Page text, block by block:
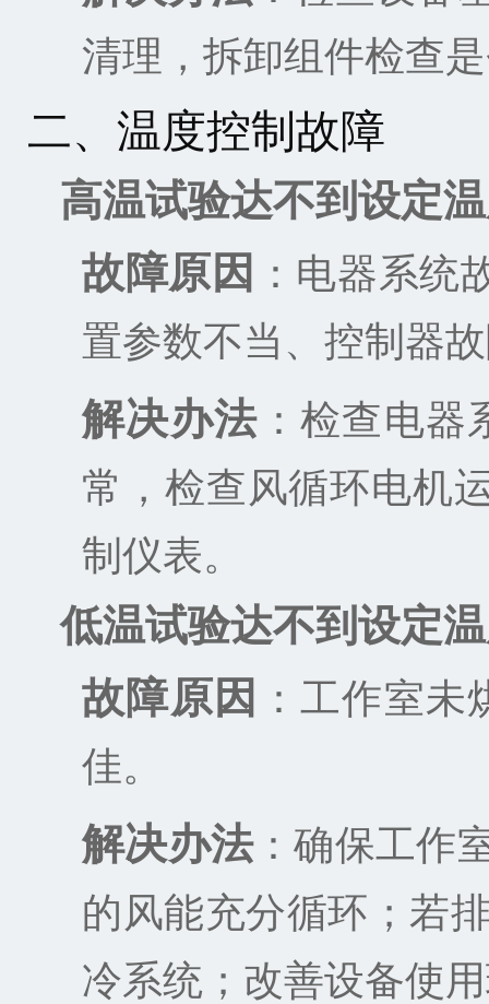
清理，拆卸组件检查
二、温度控制故障
高温试验达不到设定
故障原因 ：电器系统
置参数不当、控制器
解决办法 ：检查电
常，检查风循环电机
制仪表。
低温试验达不到设定
故障原因
：工作室
佳。
解决办法：确保工作
的风能充分循环；若
冷系统；改善设备使